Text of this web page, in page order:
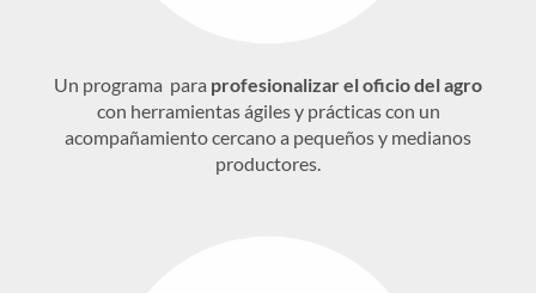
Un programa para profesionalizar el oficio del agro
con herramientas ágiles y prácticas con un
acompañamiento cercano a pequeños y medianos
productores.